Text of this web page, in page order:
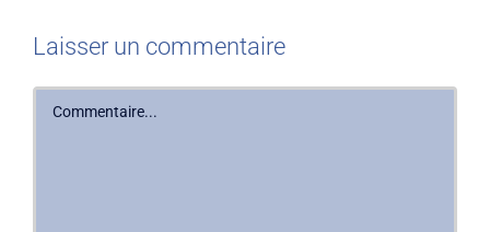
Laisser un commentaire
Commentaire